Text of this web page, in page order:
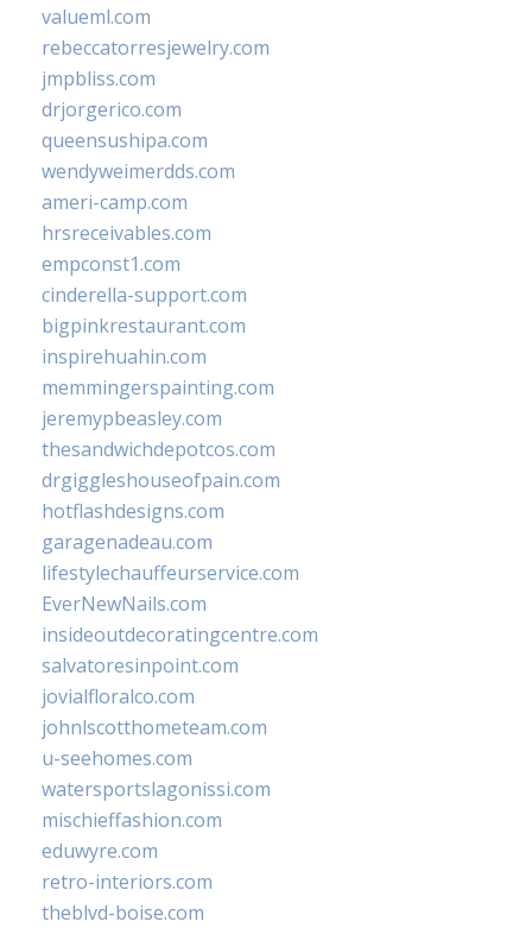
valueml.com
rebeccatorresjewelry.com
jmpbliss.com
drjorgerico.com
queensushipa.com
wendyweimerdds.com
ameri-camp.com
hrsreceivables.com
empconst1.com
cinderella-support.com
bigpinkrestaurant.com
inspirehuahin.com
memmingerspainting.com
jeremypbeasley.com
thesandwichdepotcos.com
drgiggleshouseofpain.com
hotflashdesigns.com
garagenadeau.com
lifestylechauffeurservice.com
EverNewNails.com
insideoutdecoratingcentre.com
salvatoresinpoint.com
jovialfloralco.com
johnlscotthometeam.com
u-seehomes.com
watersportslagonissi.com
mischieffashion.com
eduwyre.com
retro-interiors.com
theblvd-boise.com